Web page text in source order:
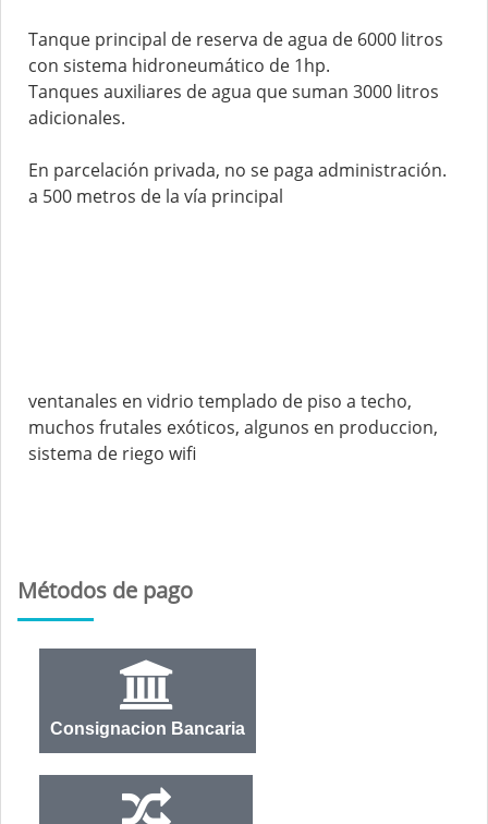
Tanque principal de reserva de agua de 6000 litros
con sistema hidroneumático de 1hp.
Tanques auxiliares de agua que suman 3000 litros
adicionales.
En parcelación privada, no se paga administración.
a 500 metros de la vía principal
ventanales en vidrio templado de piso a techo,
muchos frutales exóticos, algunos en produccion,
sistema de riego wifi
Métodos de pago
Consignacion Bancaria